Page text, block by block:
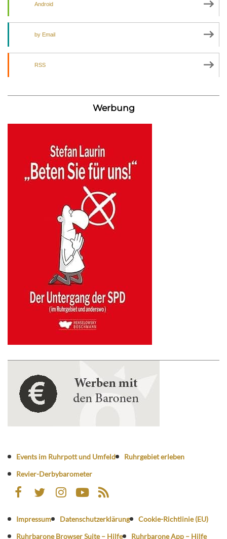
Android
by Email
RSS
Werbung
Events im Ruhrpott und Umfeld
Ruhrgebiet erleben
Revier-Derbybarometer
Impressum Datenschutzerklärung
Cookie-Richtlinie (EU)
Ruhrbarone Browser Suite – Hilfe
Ruhrbarone App – Hilfe